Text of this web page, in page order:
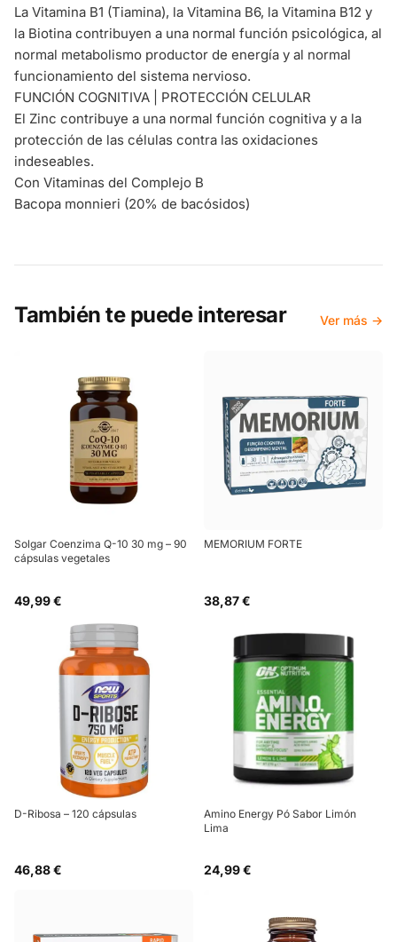
La Vitamina B1 (Tiamina), la Vitamina B6, la Vitamina B12 y
la Biotina contribuyen a una normal función psicológica, al
normal metabolismo productor de energía y al normal
funcionamiento del sistema nervioso.
FUNCIÓN COGNITIVA | PROTECCIÓN CELULAR
El Zinc contribuye a una normal función cognitiva y a la
protección de las células contra las oxidaciones
indeseables.
Con Vitaminas del Complejo B
Bacopa monnieri (20% de bacósidos)
También te puede interesar Ver más →
Solgar Coenzima Q-10 30 mg – 90
cápsulas vegetales
49,99 €
MEMORIUM FORTE
38,87 €
D-Ribosa – 120 cápsulas
46,88 €
Amino Energy Pó Sabor Limón
Lima
24,99 €